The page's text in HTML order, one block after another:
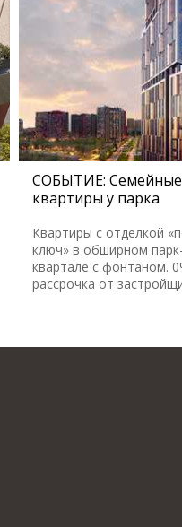
СОБЫТИЕ: Семейные
квартиры у парка
Квартиры с отделкой
ключ» в обширном
квартале с фонтаном.
рассрочка от